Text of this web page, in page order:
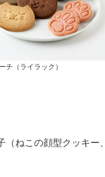
チ（ライラック）
ねこの顔型クッキー、